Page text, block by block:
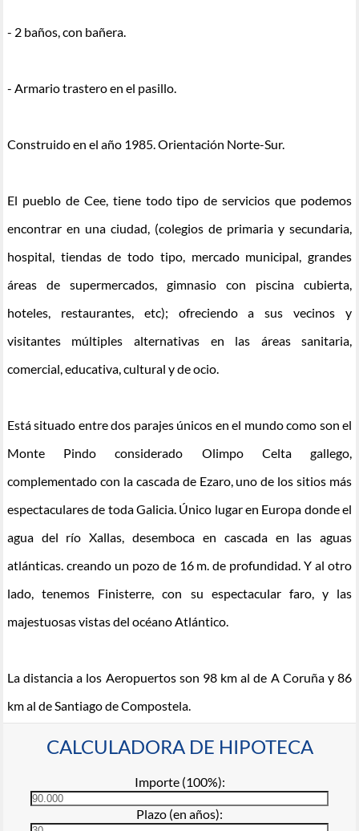
- 2 baños, con bañera.
- Armario trastero en el pasillo.
Construido en el año 1985. Orientación Norte-Sur.
El pueblo de Cee, tiene todo tipo de servicios que podemos
encontrar en una ciudad, (colegios de primaria y secundaria,
hospital, tiendas de todo tipo, mercado municipal, grandes
áreas de supermercados, gimnasio con piscina cubierta,
hoteles, restaurantes, etc); ofreciendo a sus vecinos y
visitantes múltiples alternativas en las áreas sanitaria,
comercial, educativa, cultural y de ocio.
Está situado entre dos parajes únicos en el mundo como son el
Monte Pindo considerado Olimpo Celta gallego,
complementado con la cascada de Ezaro, uno de los sitios más
espectaculares de toda Galicia. Único lugar en Europa donde el
agua del río Xallas, desemboca en cascada en las aguas
atlánticas. creando un pozo de 16 m. de profundidad. Y al otro
lado, tenemos Finisterre, con su espectacular faro, y las
majestuosas vistas del océano Atlántico.
La distancia a los Aeropuertos son 98 km al de A Coruña y 86
km al de Santiago de Compostela.
CALCULADORA DE HIPOTECA
Importe (100%):
Plazo (en años):